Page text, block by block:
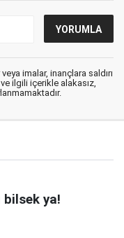
imalar, inançlara saldırı
ilgili içerikle alakasız,
ya!